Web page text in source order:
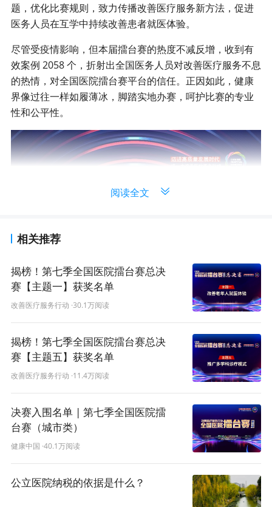
题，优化比赛规则，致力传播改善医疗服务新方法，促进
医务人员在互学中持续改善患者就医体验。
尽管受疫情影响，但本届擂台赛的热度不减反增，收到有
效案例 2058 个，折射出全国医务人员对改善医疗服务不息
的热情，对全国医院擂台赛平台的信任。正因如此，健康
界像过往一样如履薄冰，脚踏实地办赛，呵护比赛的专业
性和公平性。
相关推荐
揭榜！第七季全国医院擂台赛总决
赛【主题一】获奖名单
改善医疗服务行动 ·30.1万阅读
揭榜！第七季全国医院擂台赛总决
赛【主题五】获奖名单
改善医疗服务行动 ·11.4万阅读
决赛入围名单 | 第七季全国医院擂
台赛（城市类）
健康中国 ·40.1万阅读
公立医院纳税的依据是什么？